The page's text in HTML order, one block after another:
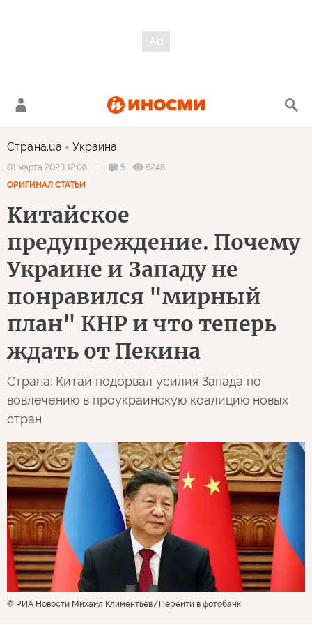
Страна.ua Украина
01 марта 2023 12:08 5
6248
ОРИГИНАЛ СТАТЬИ
Китайское
предупреждение. Почему
Украине и Западу не
понравился "мирный
план" КНР и что теперь
ждать от Пекина
Страна: Китай подорвал усилия Запада по
вовлечению в проукраинскую коалицию новых
стран
© РИА Новости Михаил Климентьев Перейти в фотобанк